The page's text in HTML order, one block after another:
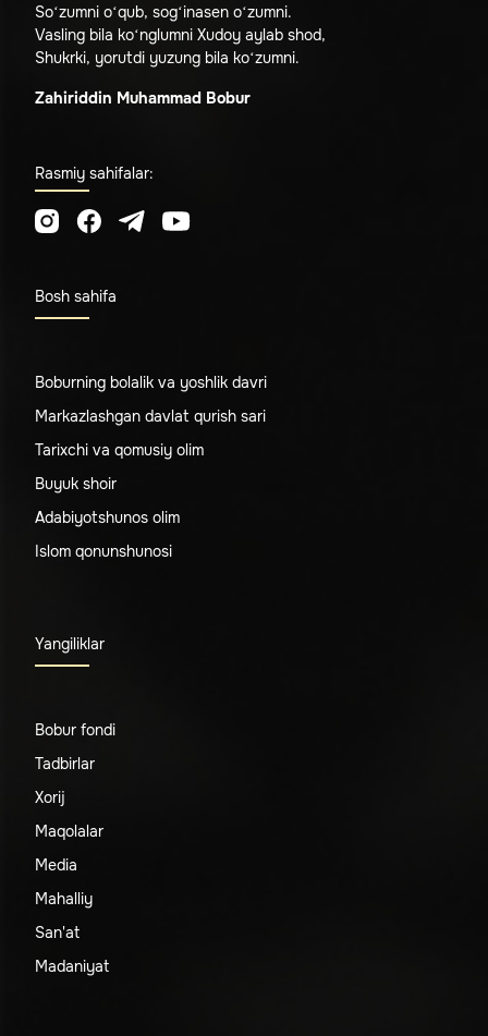
So‘zumni o‘qub, sog‘inasen o‘zumni.
Vasling bila ko‘nglumni Xudoy aylab shod,
Shukrki, yorutdi yuzung bila ko‘zumni.
Zahiriddin Muhammad Bobur
Rasmiy sahifalar:
Bosh sahifa
Boburning bolalik va yoshlik davri
Markazlashgan davlat qurish sari
Tarixchi va qomusiy olim
Buyuk shoir
Adabiyotshunos olim
Islom qonunshunosi
Yangiliklar
Bobur fondi
Tadbirlar
Xorij
Maqolalar
Media
Mahalliy
San'at
Madaniyat